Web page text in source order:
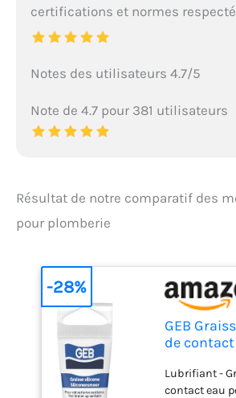
certifications et normes
Notes des utilisateurs 4.7/5
Note de 4.7 pour 381 utilisateurs
Résultat de notre comparatif des
pour plomberie
GEB
de
lubrifier
Lubrifiant -
contact eau
-28%